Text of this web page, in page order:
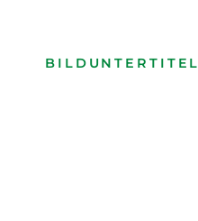
BILDUNTERTITEL